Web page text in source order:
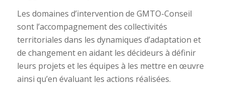
Les domaines d’intervention de GMTO-Conseil
sont l’accompagnement des collectivités
territoriales dans les dynamiques d’adaptation et
de changement en aidant les décideurs à définir
leurs projets et les équipes à les mettre en œuvre
ainsi qu’en évaluant les actions réalisées.